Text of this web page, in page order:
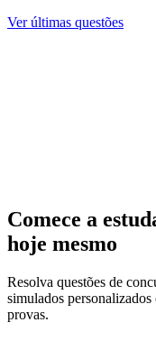
Ver últimas questões
Comece a
hoje mesmo
Resolva questões de
simulados
provas.